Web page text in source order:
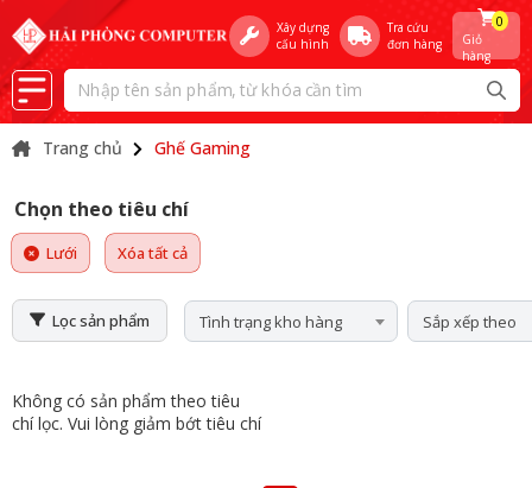
Xây dựng
cấu hình
Tra cứu
đơn hàng
Giỏ
hàng
0
Trang chủ Ghế Gaming
Chọn theo tiêu chí
Lưới Xóa tất cả
Lọc sản phẩm Tình trạng kho hàng Sắp xếp theo
Không có sản phẩm theo tiêu
chí lọc. Vui lòng giảm bớt tiêu chí